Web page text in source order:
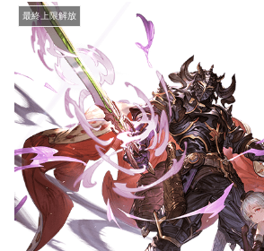
最終上限解放